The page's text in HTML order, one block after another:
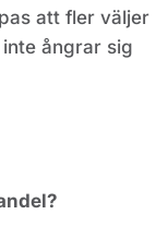
att fler väljer
ångrar sig